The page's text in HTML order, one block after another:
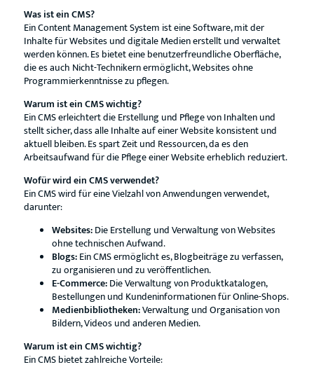
Was ist ein CMS?
Ein Content Management System ist eine Software, mit der
Inhalte für Websites und digitale Medien erstellt und verwaltet
werden können. Es bietet eine benutzerfreundliche Oberfläche,
die es auch Nicht-Technikern ermöglicht, Websites ohne
Programmierkenntnisse zu pflegen.
Warum ist ein CMS wichtig?
Ein CMS erleichtert die Erstellung und Pflege von Inhalten und
stellt sicher, dass alle Inhalte auf einer Website konsistent und
aktuell bleiben. Es spart Zeit und Ressourcen, da es den
Arbeitsaufwand für die Pflege einer Website erheblich reduziert.
Wofür wird ein CMS verwendet?
Ein CMS wird für eine Vielzahl von Anwendungen verwendet,
darunter:
Websites:Die Erstellung und Verwaltung von Websites
ohne technischen Aufwand.
Blogs:Ein CMS ermöglicht es, Blogbeiträge zu verfassen,
zu organisieren und zu veröffentlichen.
E-Commerce:Die Verwaltung von Produktkatalogen,
Bestellungen und Kundeninformationen für Online-Shops.
Medienbibliotheken:Verwaltung und Organisation von
Bildern, Videos und anderen Medien.
Warum ist ein CMS wichtig?
Ein CMS bietet zahlreiche Vorteile: